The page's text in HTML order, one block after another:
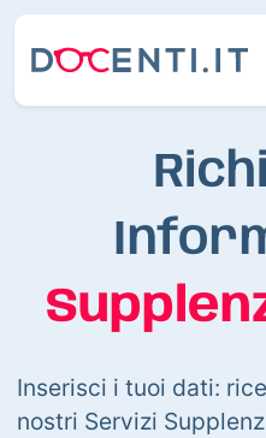
Inserisci i tuoi dati:
nostri Servizi